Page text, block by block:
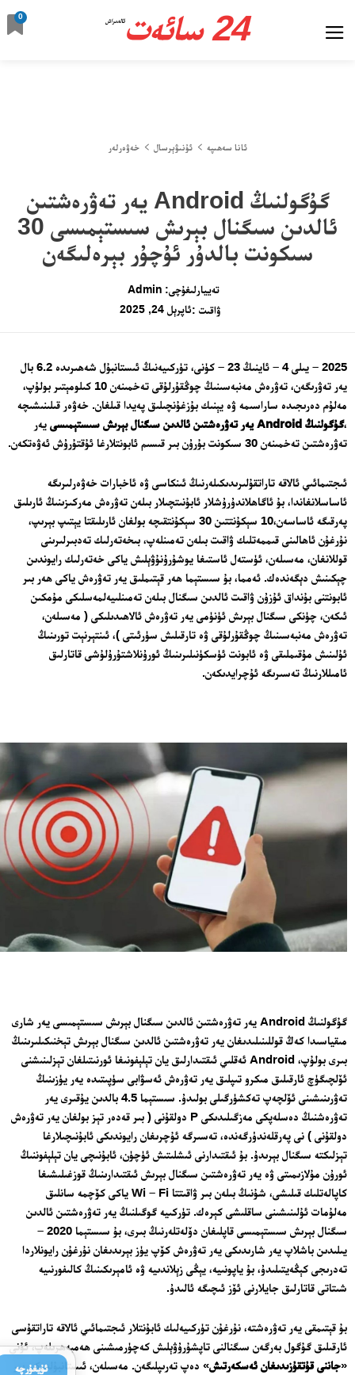
24 سائەت ئالدىراش
0
ئانا سەھىپە ئۇنىۋېرسال خەۋەرلەر
گۇگولنىڭ Android يەر تەۋرەشتىن
ئالدىن سىگنال بېرىش سىستېمىسى 30
سىكونت بالدۇر ئۇچۇر بېرەلىگەن
تەييارلىغۇچى: Admin
ۋاقىت :ئاپرېل 24, 2025
2025 – يىلى 4 – ئاينىڭ 23 – كۈنى، تۈركىيەنىڭ ئىستانبۇل شەھىرىدە 6.2 بال
يەر تەۋرىگەن، تەۋرەش مەنبەسىنىڭ چوڭقۇرلۇقى تەخمىنەن 10 كىلومېتىر بولۇپ،
مەلۇم دەرىجىدە ساراسىمە ۋە يېنىك بۇزغۇنچىلىق پەيدا قىلغان. خەۋەر قىلىنىشىچە
،گۇگولنىڭ Android يەر تەۋرەشتىن ئالدىن سىگنال بېرىش سىستېمىسى
يەر
تەۋرەشتىن تەخمىنەن 30 سىكونت بۇرۇن بىر قىسىم ئابونتلارغا ئۇقتۇرۇش ئەۋەتكەن.
ئىجتىمائىي ئالاقە تاراتقۇلىرىدىكىلەرنىڭ ئىنكاسى ۋە ئاخبارات خەۋەرلىرىگە
ئاساسلانغاندا، بۇ ئاگاھلاندۇرۇشلار ئابۇنىتچىلار بىلەن تەۋرەش مەركىزىنىڭ ئارىلىق
پەرقىگە ئاساسەن،10 سېكۇنتتىن 30 سېكۇنتقىچە بولغان ئارىلىقتا يېتىپ بېرىپ،
نۇرغۇن ئاھالىنى قىممەتلىك ۋاقىت بىلەن تەمىنلەپ، بىخەتەرلىك تەدبىرلىرىنى
قوللانغان، مەسىلەن، ئۈستەل ئاستىغا يوشۇرۇنۇۋېلىش ياكى خەتەرلىك رايوندىن
چېكىنىش دېگەندەك. ئەمما، بۇ سىستېما ھەر قېتىملىق يەر تەۋرەش ياكى ھەر بىر
ئابونتنى بۇنداق ئۇزۇن ۋاقىت ئالدىن سىگنال بىلەن تەمىنلىيەلمەسلىكى مۇمكىن
ئىكەن، چۈنكى سىگنال بېرىش ئۈنۈمى يەر تەۋرەش ئالاھىدىلىكى ( مەسىلەن،
تەۋرەش مەنبەسىنىڭ چوڭقۇرلۇقى ۋە تارقىلىش سۈرئىتى )، ئىنتېرنېت تورىنىڭ
ئۇلىنىش مۇقىملىقى ۋە ئابونت ئۈسكۈنىلىرىنىڭ ئورۇنلاشتۇرۇلۇشى قاتارلىق
ئامىللارنىڭ تەسىرىگە ئۇچرايدىكەن.
گۇگولنىڭ Android يەر تەۋرەشتىن ئالدىن سىگنال بېرىش سىستېمىسى يەر شارى
مىقياسىدا كەڭ قوللىنىلىدىغان يەر تەۋرەشتىن ئالدىن سىگنال بېرىش تېخنىكىلىرىنىڭ
بىرى بولۇپ، Android ئەقلىي ئىقتىدارلىق يان تېلېفونىغا ئورنىتىلغان تېزلىنىشنى
ئۆلچىگۈچ ئارقىلىق مىكرو تىپلىق يەر تەۋرەش ئەسۋابى سۈپىتىدە يەر يۈزىنىڭ
تەۋرىنىشىنى ئۆلچەپ تەكشۈرگىلى بولىدۇ. سىستېما 4.5 بالدىن يۇقىرى يەر
تەۋرەشنىڭ دەسلەپكى مەزگىلىدىكى P دولقۇنى ( بىر قەدەر تېز بولغان يەر تەۋرەش
دولقۇنى ) نى پەرقلەندۈرگەندە، تەسىرگە ئۇچرىغان رايوندىكى ئابۇنىچىلارغا
تېزلىكتە سىگنال بېرىدۇ. بۇ ئىقتىدارنى ئىشلىتىش ئۈچۈن، ئابۇنىچى يان تېلېفوننىڭ
ئورۇن مۇلازىمىتى ۋە يەر تەۋرەشتىن سىگنال بېرىش ئىقتىدارىنىڭ قوزغىلىشىغا
كاپالەتلىك قىلىشى، شۇنىڭ بىلەن بىر ۋاقىتتا Wi – Fi ياكى كۆچمە سانلىق
مەلۇمات ئۇلىنىشىنى ساقلىشى كېرەك. تۈركىيە گوگىلنىڭ يەر تەۋرەشتىن ئالدىن
سىگنال بېرىش سىستېمىسى قاپلىغان دۆلەتلەرنىڭ بىرى، بۇ سىستېما 2020 –
يىلىدىن باشلاپ يەر شارىدىكى يەر تەۋرەش كۆپ يۈز بېرىدىغان نۇرغۇن رايونلاردا
تەدرىجى كېڭەيتىلىدۇ، بۇ ياپونىيە، يېڭى زېلاندىيە ۋە ئامېرىكىنىڭ كالىفورنىيە
شىتاتى قاتارلىق جايلارنى ئۆز ئىچىگە ئالىدۇ.
بۇ قېتىمقى يەر تەۋرەشتە، نۇرغۇن تۈركىيەلىك ئابۇنتلار ئىجتىمائىي ئالاقە تاراتقۇسى
ئارقىلىق گۇگول بەرگەن سىگنالنى تاپشۇرۇۋېلىش كەچۈرمىشىنى ھەمبەھرىلەپ، ئۇنى
«جاننى قۇتقۇزىدىغان ئەسكەرتىش» دەپ تەرىپلىگەن. مەسىلەن، ئىستانبۇلدىكى بىر
ئۇيغۇرچە